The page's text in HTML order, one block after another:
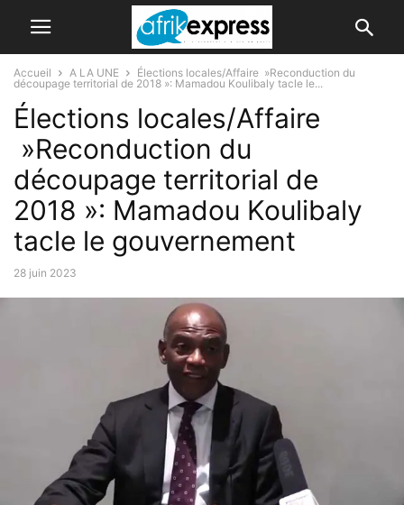
Accueil A LA UNE
Élections locales/Affaire »Reconduction du
découpage territorial de 2018 »: Mamadou Koulibaly tacle le...
Élections locales/Affaire
»Reconduction du
découpage territorial de
2018 »: Mamadou Koulibaly
tacle le gouvernement
28 juin 2023